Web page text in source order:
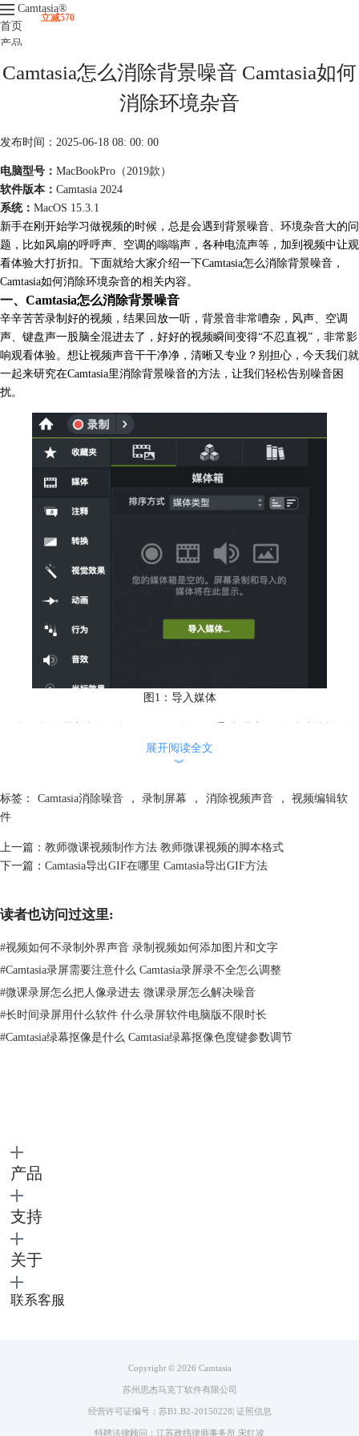
Camtasia®
首页
产品
升级
立减570
Camtasia怎么消除背景噪音 Camtasia如何
消除环境杂音
发布时间：2025-06-18 08: 00: 00
电脑型号： MacBookPro（2019款）
软件版本： Camtasia 2024
系统： MacOS 15.3.1
新手在刚开始学习做视频的时候，总是会遇到背景噪音、环境杂音大的问
题，比如风扇的呼呼声、空调的嗡嗡声，各种电流声等，加到视频中让观
看体验大打折扣。下面就给大家介绍一下Camtasia怎么消除背景噪音，
Camtasia如何消除环境杂音的相关内容。
一、Camtasia怎么消除背景噪音
辛辛苦苦录制好的视频，结果回放一听，背景音非常嘈杂，风声、空调
声、键盘声一股脑全混进去了，好好的视频瞬间变得“不忍直视”，非常影
响观看体验。想让视频声音干干净净，清晰又专业？别担心，今天我们就
一起来研究在Camtasia里消除背景噪音的方法，让我们轻松告别噪音困
扰。
图1：导入媒体
1、打开软件导入文件。打开Camtasia软件，通过“导入媒体”或直接拖放的
方式，把你要处理的视频文件导入到软件里。
图2：拖拽音频
2、找到音频编辑功能。在时间轴上点击选中音频轨道，然后找到“音频编
辑”选项，通常会有一个类似喇叭的图标表示。
展开阅读全文
︾
标签： Camtasia消除噪音 ， 录制屏幕 ， 消除视频声音 ，
视频编辑软
件
上一篇： 教师微课视频制作方法 教师微课视频的脚本格式
下一篇： Camtasia导出GIF在哪里 Camtasia导出GIF方法
读者也访问过这里:
#视频如何不录制外界声音 录制视频如何添加图片和文字
#Camtasia录屏需要注意什么 Camtasia录屏录不全怎么调整
#微课录屏怎么把人像录进去 微课录屏怎么解决噪音
#长时间录屏用什么软件 什么录屏软件电脑版不限时长
#Camtasia绿幕抠像是什么 Camtasia绿幕抠像色度键参数调节
产品
支持
关于
联系客服
Copyright © 2026 Camtasia
苏州思杰马克丁软件有限公司
经营许可证编号：苏B1.B2-20150228 证照信息
特聘法律顾问：江苏政纬律师事务所 宋红波